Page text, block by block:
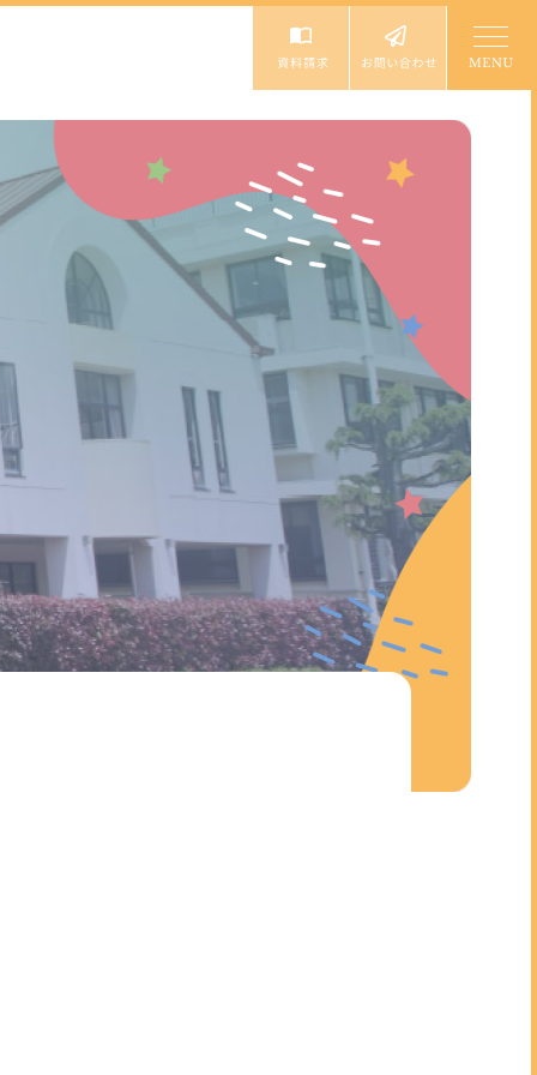
入園案内
入園説明会・イベント
園児募集要項
未就園児体験教室
個人情報保護方針